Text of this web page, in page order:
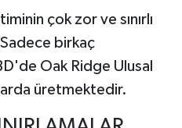
çok zor ve sınırlı
Sadece birkaç
Oak Ridge Ulusal
üretmektedir.